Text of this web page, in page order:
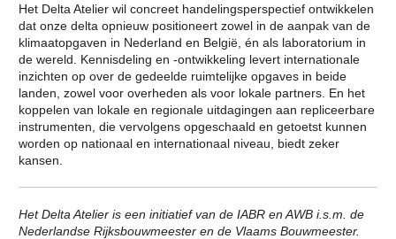
Het Delta Atelier wil concreet handelingsperspectief ontwikkelen
dat onze delta opnieuw positioneert zowel in de aanpak van de
klimaatopgaven in Nederland en België, én als laboratorium in
de wereld. Kennisdeling en -ontwikkeling levert internationale
inzichten op over de gedeelde ruimtelijke opgaves in beide
landen, zowel voor overheden als voor lokale partners. En het
koppelen van lokale en regionale uitdagingen aan repliceerbare
instrumenten, die vervolgens opgeschaald en getoetst kunnen
worden op nationaal en internationaal niveau, biedt zeker
kansen.
Het Delta Atelier is een initiatief van de IABR en AWB i.s.m. de
Nederlandse Rijksbouwmeester en de Vlaams Bouwmeester.
CURATORIAL STATEMENT:
IT’S ABOUT TIME
CURATORENTEAM VAN DE
10E INTERNATIONALE
ARCHITECTUUR BIENNALE
ROTTERDAM
IABR–DOWN TO EARTH
AGENDA IABR–DOWN TO
EARTH
CURATOR INLEIDING DOWN
CURATOR TEAM IABR–DOWN
RIANNE MAKKINK EN
JURGEN BEY
NATUURBESCHERMING
IN EEN
VERSTEDELIJKTE
WERELD
BOUWEN MET DE
NATUUR
HET VERKENNEN VAN DE
ONDERGROND
DE GROND ONDER
ONZE VOETEN
STADSLANDSCHAP EN
HET STEDELIJKE
METABOLISME